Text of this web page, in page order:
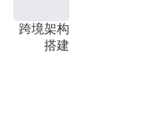
跨境架构
搭建